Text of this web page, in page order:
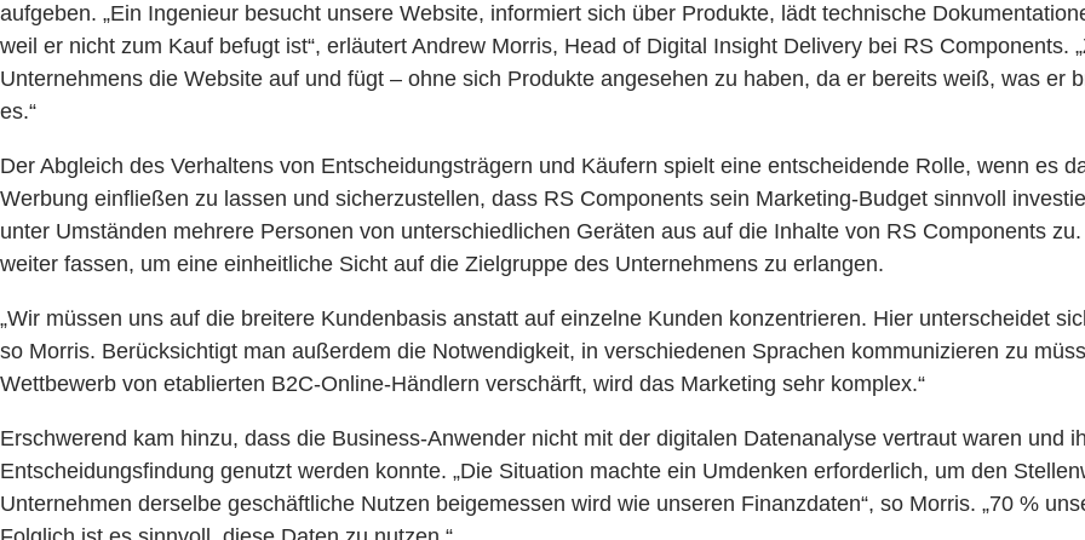
aufgeben. „Ein Ingenieur besucht unsere Website, informiert sich über Produkte, lädt technische
weil er nicht zum Kauf befugt ist“, erläutert Andrew Morris, Head of Digital Insight Delivery bei RS Components.
Unternehmens die Website auf und fügt – ohne sich Produkte angesehen zu haben, da er bereits weiß, was er
es.“
Der Abgleich des Verhaltens von Entscheidungsträgern und Käufern spielt eine entscheidende Rolle, wenn es
Werbung einfließen zu lassen und sicherzustellen, dass RS Components sein Marketing-Budget sinnvoll
unter Umständen mehrere Personen von unterschiedlichen Geräten aus auf die Inhalte von RS Components
weiter fassen, um eine einheitliche Sicht auf die Zielgruppe des Unternehmens zu erlangen.
„Wir müssen uns auf die breitere Kundenbasis anstatt auf einzelne Kunden konzentrieren. Hier unterscheidet
so Morris. Berücksichtigt man außerdem die Notwendigkeit, in verschiedenen Sprachen kommunizieren zu
Wettbewerb von etablierten B2C-Online-Händlern verschärft, wird das Marketing sehr komplex.“
Erschwerend kam hinzu, dass die Business-Anwender nicht mit der digitalen Datenanalyse vertraut waren und
Entscheidungsfindung genutzt werden konnte. „Die Situation machte ein Umdenken erforderlich, um den
Unternehmen derselbe geschäftliche Nutzen beigemessen wird wie unseren Finanzdaten“, so Morris. „70 %